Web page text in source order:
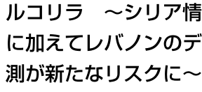
ルコリラ ～シリア
に加えてレバノンの
測が新たなリスクに～